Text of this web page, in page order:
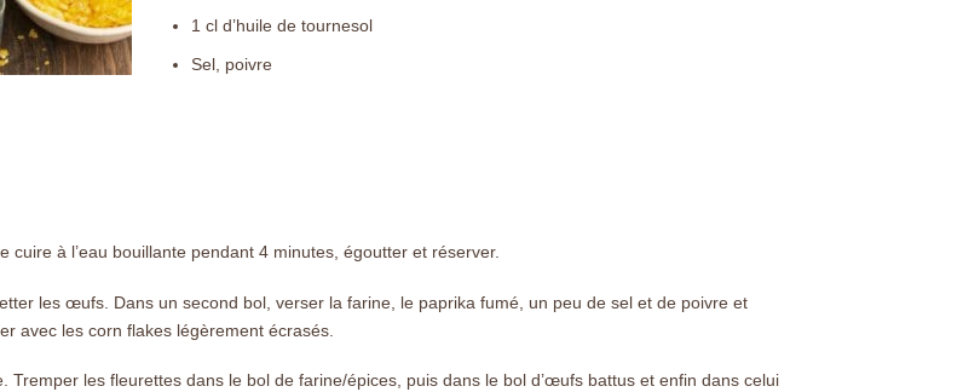
1 cl d’huile de tournesol
Sel, poivre
à l’eau bouillante pendant 4 minutes, égoutter et réserver.
les œufs. Dans un second bol, verser la farine, le paprika fumé, un peu de sel et de poivre et
avec les corn flakes légèrement écrasés.
Tremper les fleurettes dans le bol de farine/épices, puis dans le bol d’œufs battus et enfin dans celui